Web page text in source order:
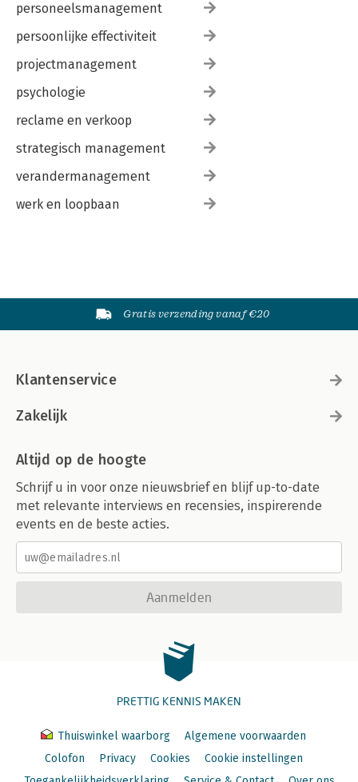
personeelsmanagement
persoonlijke effectiviteit
projectmanagement
psychologie
reclame en verkoop
strategisch management
verandermanagement
werk en loopbaan
Gratis verzending vanaf €20
Klantenservice
Zakelijk
Altijd op de hoogte
Schrijf u in voor onze nieuwsbrief en blijf up-to-date
met relevante interviews en recensies, inspirerende
events en de beste acties.
Aanmelden
PRETTIG KENNIS MAKEN
Thuiswinkel waarborg
Algemene voorwaarden
Colofon
Privacy Cookies
Cookie instellingen